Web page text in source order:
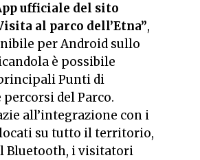
ufficiale del sito
al parco dell’Etna”,
per Android sullo
è possibile
Punti di
percorsi del Parco.
all’integrazione con i
su tutto il territorio,
Bluetooth, i visitatori